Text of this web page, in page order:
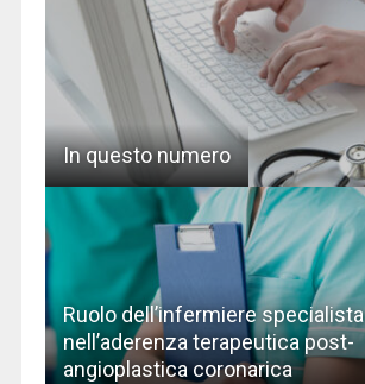
In questo numero
Ruolo dell’infermiere specialista
nell’aderenza terapeutica post-
angioplastica coronarica